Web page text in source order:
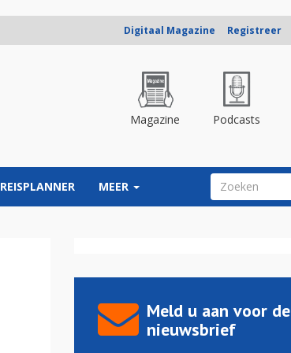
Digitaal Magazine Registreer
Magazine Podcasts
REISPLANNER MEER ZOEKVELD
Meld u aan voor de
nieuwsbrief